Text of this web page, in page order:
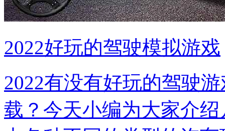
2022好玩的驾驶模拟游戏
2022有没有好玩的驾驶
载？今天小编为大家介